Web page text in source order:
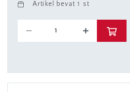
Artikel bevat 1 st